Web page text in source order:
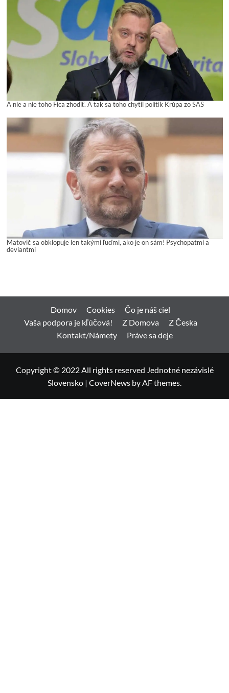
A nie a nie toho Fica zhodiť. A tak sa toho chytil politik Krúpa zo SAS
Matovič sa obklopuje len takými ľuďmi, ako je on sám! Psychopatmi a
deviantmi
Domov Cookies
Čo je náš ciel
Vaša podpora je kľúčová!
Z Domova
Z Česka
Kontakt/Námety
Práve sa deje
Copyright © 2022 All rights reserved Jednotné nezávislé
Slovensko | CoverNews by AF themes.